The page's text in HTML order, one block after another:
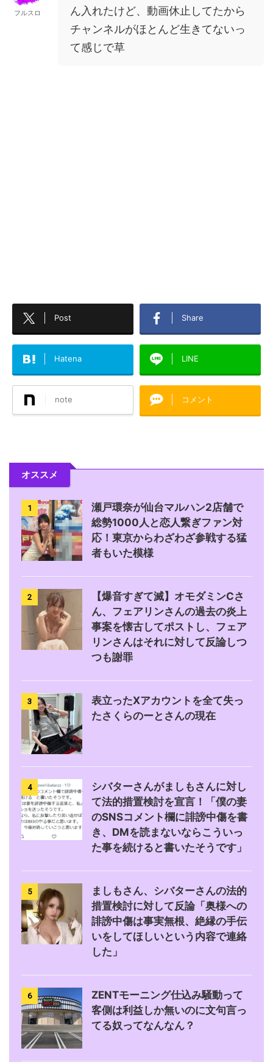
フルスロ
ん入れたけど、動画休止してたから
チャンネルがほとんど生きてないっ
て感じで草
Post Share
Hatena LINE
note コメント
オススメ
1
瀬戸環奈が仙台マルハン2店舗で
総勢1000人と恋人繋ぎファン対
応！東京からわざわざ参戦する猛
者もいた模様
2
【爆音すぎて滅】オモダミンCさ
ん、フェアリンさんの過去の炎上
事案を懐古してポストし、フェア
リンさんはそれに対して反論しつ
つも謝罪
3
表立ったXアカウントを全て失っ
たさくらのーとさんの現在
4
シバターさんがましもさんに対し
て法的措置検討を宣言！「僕の妻
のSNSコメント欄に誹謗中傷を書
き、DMを読まないならこういっ
た事を続けると書いたそうです」
5
ましもさん、シバターさんの法的
措置検討に対して反論「奥様への
誹謗中傷は事実無根、絶縁の手伝
いをしてほしいという内容で連絡
した」
6
ZENTモーニング仕込み騒動って
客側は利益しか無いのに文句言っ
てる奴ってなんなん？